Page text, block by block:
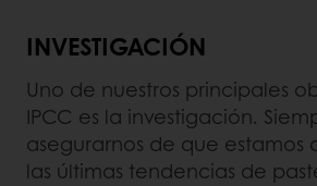
INVESTIGACIÓN
Uno de nuestros principales
IPCC es la investigación.
asegurarnos de que estamos
las últimas tendencias de